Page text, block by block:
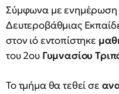
Σύμφωνα με ενημέρωση
Δευτεροβάθμιας
στον ιό εντοπίστηκε
του 2ουΓυμνασίου
Το τμήμα θα τεθεί σε